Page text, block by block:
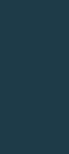
et
actions sont
Votre
et la
mais vos
désir
équité
de